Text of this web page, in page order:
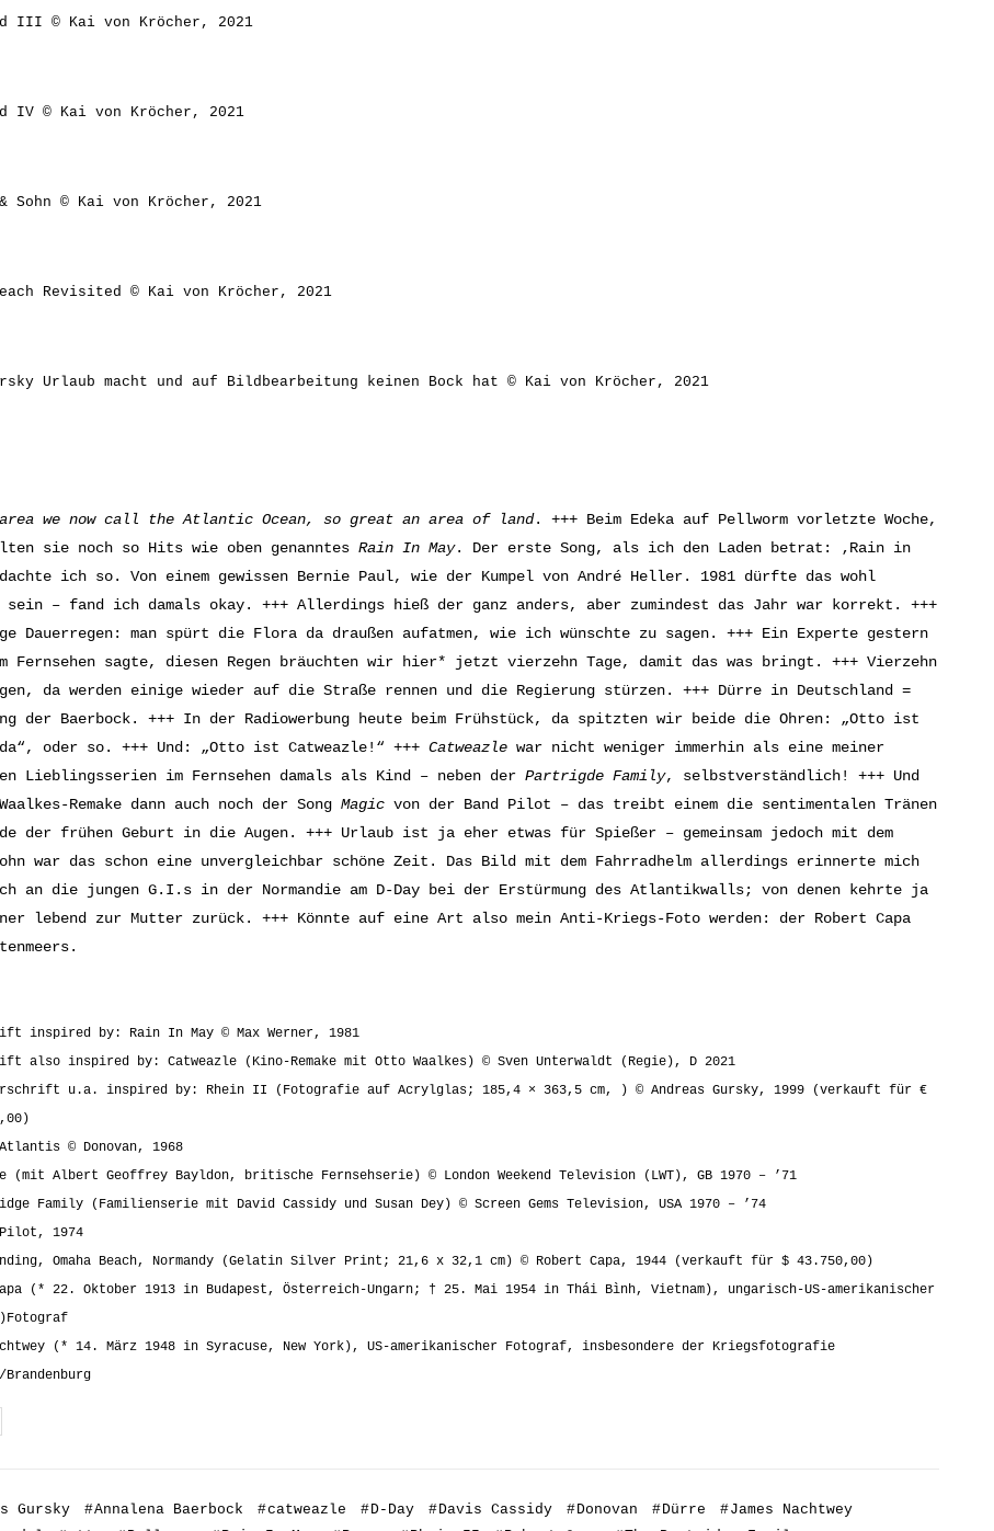
III © Kai von Kröcher, 2021
IV © Kai von Kröcher, 2021
Sohn © Kai von Kröcher, 2021
Revisited © Kai von Kröcher, 2021
Urlaub macht und auf Bildbearbeitung keinen Bock hat © Kai von Kröcher, 2021
we now call the Atlantic Ocean, so great an area of land. +++ Beim Edeka auf Pellworm vorletzte Woche,
sie noch so Hits wie oben genanntes Rain In May. Der erste Song, als ich den Laden betrat: ‚Rain in
dachte ich so. Von einem gewissen Bernie Paul, wie der Kumpel von André Heller. 1981 dürfte das wohl
sein – fand ich damals okay. +++ Allerdings hieß der ganz anders, aber zumindest das Jahr war korrekt. +++
Dauerregen: man spürt die Flora da draußen aufatmen, wie ich wünschte zu sagen. +++ Ein Experte gestern
Fernsehen sagte, diesen Regen bräuchten wir hier* jetzt vierzehn Tage, damit das was bringt. +++ Vierzehn
da werden einige wieder auf die Straße rennen und die Regierung stürzen. +++ Dürre in Deutschland =
der Baerbock. +++ In der Radiowerbung heute beim Frühstück, da spitzten wir beide die Ohren: „Otto ist
oder so. +++ Und: „Otto ist Catweazle!“ +++ Catweazle war nicht weniger immerhin als eine meiner
Lieblingsserien im Fernsehen damals als Kind – neben der Partrigde Family, selbstverständlich! +++ Und
Remake dann auch noch der Song Magic von der Band Pilot – das treibt einem die sentimentalen Tränen
der frühen Geburt in die Augen. +++ Urlaub ist ja eher etwas für Spießer – gemeinsam jedoch mit dem
war das schon eine unvergleichbar schöne Zeit. Das Bild mit dem Fahrradhelm allerdings erinnerte mich
an die jungen G.I.s in der Normandie am D-Day bei der Erstürmung des Atlantikwalls; von denen kehrte ja
lebend zur Mutter zurück. +++ Könnte auf eine Art also mein Anti-Kriegs-Foto werden: der Robert Capa
inspired by: Rain In May © Max Werner, 1981
also inspired by: Catweazle (Kino-Remake mit Otto Waalkes) © Sven Unterwaldt (Regie), D 2021
u.a. inspired by: Rhein II (Fotografie auf Acrylglas; 185,4 × 363,5 cm, ) © Andreas Gursky, 1999 (verkauft für €
© Donovan, 1968
(mit Albert Geoffrey Bayldon, britische Fernsehserie) © London Weekend Television (LWT), GB 1970 – ’71
Family (Familienserie mit David Cassidy und Susan Dey) © Screen Gems Television, USA 1970 – ’74
1974
Omaha Beach, Normandy (Gelatin Silver Print; 21,6 x 32,1 cm) © Robert Capa, 1944 (verkauft für $ 43.750,00)
(* 22. Oktober 1913 in Budapest, Österreich-Ungarn; † 25. Mai 1954 in Thái Bình, Vietnam), ungarisch-US-amerikanischer
(* 14. März 1948 in Syracuse, New York), US-amerikanischer Fotograf, insbesondere der Kriegsfotografie
Gursky #Annalena Baerbock #catweazle #D-Day #Davis Cassidy #Donovan #Dürre #James Nachtwey